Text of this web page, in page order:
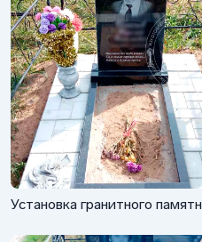
Установка гранитного